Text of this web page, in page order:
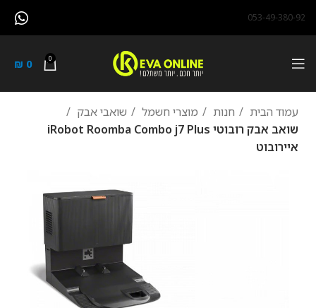
053-49-380-92
0
₪ 0
עמוד הבית חנות מוצרי חשמל
שואבי אבק
‏שואב אבק רובוטי iRobot Roomba Combo j7 Plus
איירובוט